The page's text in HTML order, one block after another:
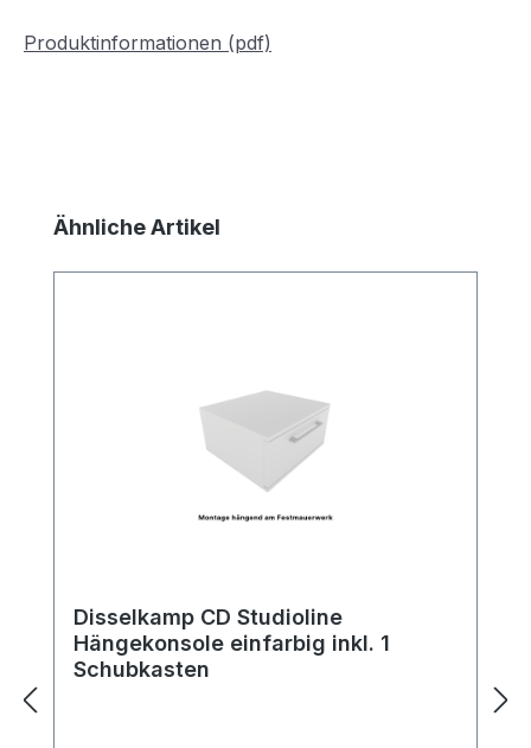
Produktinformationen (pdf)
Produktgalerie überspringen
Ähnliche Artikel
Disselkamp CD Studioline
Hängekonsole einfarbig inkl. 1
Schubkasten